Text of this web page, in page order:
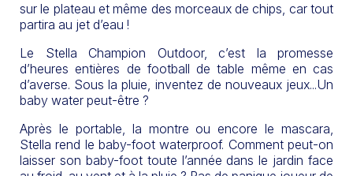
sur le plateau et même des morceaux de chips, car tout
partira au jet d’eau !
Le Stella Champion Outdoor, c’est la promesse
d’heures entières de football de table même en cas
d’averse. Sous la pluie, inventez de nouveaux jeux...Un
baby water peut-être ?
Après le portable, la montre ou encore le mascara,
Stella rend le baby-foot waterproof. Comment peut-on
laisser son baby-foot toute l’année dans le jardin face